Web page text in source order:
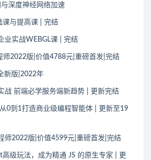
深度神经网络加速
课与提高课 | 完结
业实战WEBGL课 | 完结
师2022版|价值4788元|重磅首发|完结
新版|2022年
战 前端必学服务端新趋势 | 更新完结
0到1打造商业级编程智能体 | 更新至19
师2022版|价值4599元|重磅首发|完结
高级玩法，成为精通 JS 的原生专家 | 更